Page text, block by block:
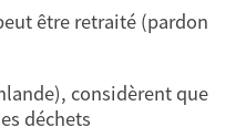
être retraité (pardon
considèrent que
déchets